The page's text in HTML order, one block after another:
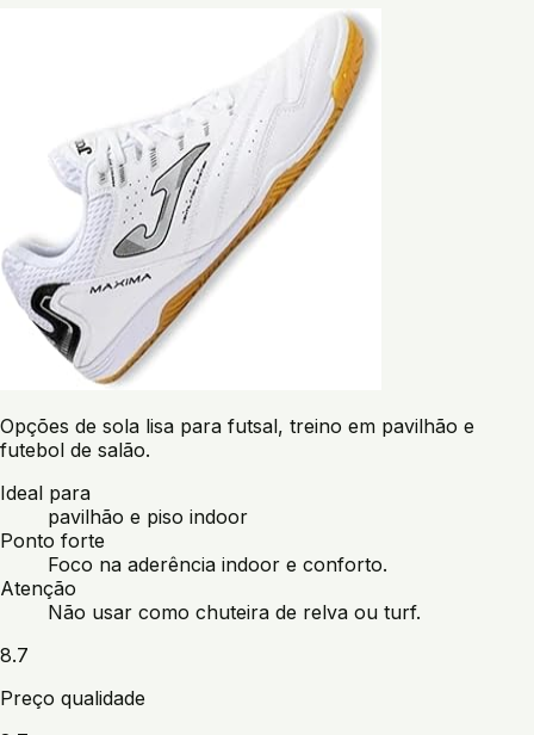
Opções de sola lisa para futsal, treino em pavilhão e
futebol de salão.
Ideal para
pavilhão e piso indoor
Ponto forte
Foco na aderência indoor e conforto.
Atenção
Não usar como chuteira de relva ou turf.
8.7
Preço qualidade